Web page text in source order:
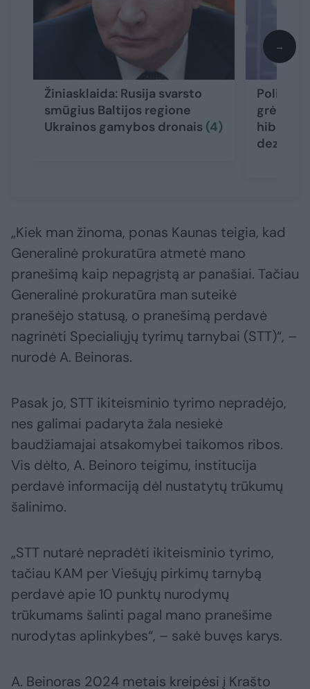
Žiniasklaida: Rusija svarsto
smūgius Baltijos regione
Ukrainos gamybos dronais (4)
Politikai
grėsmę
→
„Kiek man žinoma, ponas Kaunas teigia, kad
Generalinė prokuratūra atmetė mano
pranešimą kaip nepagrįstą ar panašiai. Tačiau
Generalinė prokuratūra man suteikė
pranešėjo statusą, o pranešimą perdavė
nagrinėti Specialiųjų tyrimų tarnybai (STT)“, –
nurodė A. Beinoras.
Pasak jo, STT ikiteisminio tyrimo nepradėjo,
nes galimai padaryta žala nesiekė
baudžiamajai atsakomybei taikomos ribos.
Vis dėlto, A. Beinoro teigimu, institucija
perdavė informaciją dėl nustatytų trūkumų
šalinimo.
„STT nutarė nepradėti ikiteisminio tyrimo,
tačiau KAM per Viešųjų pirkimų tarnybą
perdavė apie 10 punktų nurodymų
trūkumams šalinti pagal mano pranešime
nurodytas aplinkybes“, – sakė buvęs karys.
A. Beinoras 2024 metais kreipėsi į Krašto